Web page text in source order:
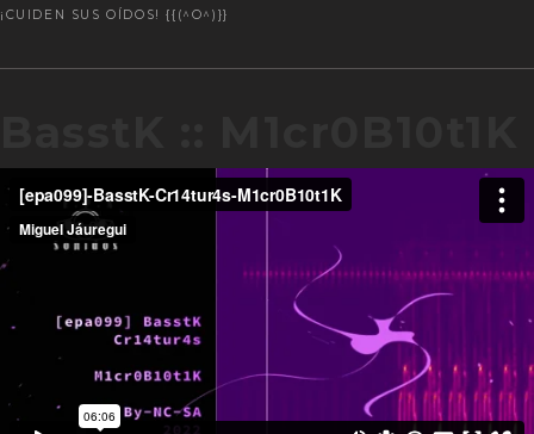
¡CUIDEN SUS OÍDOS! {{(^O^)}}